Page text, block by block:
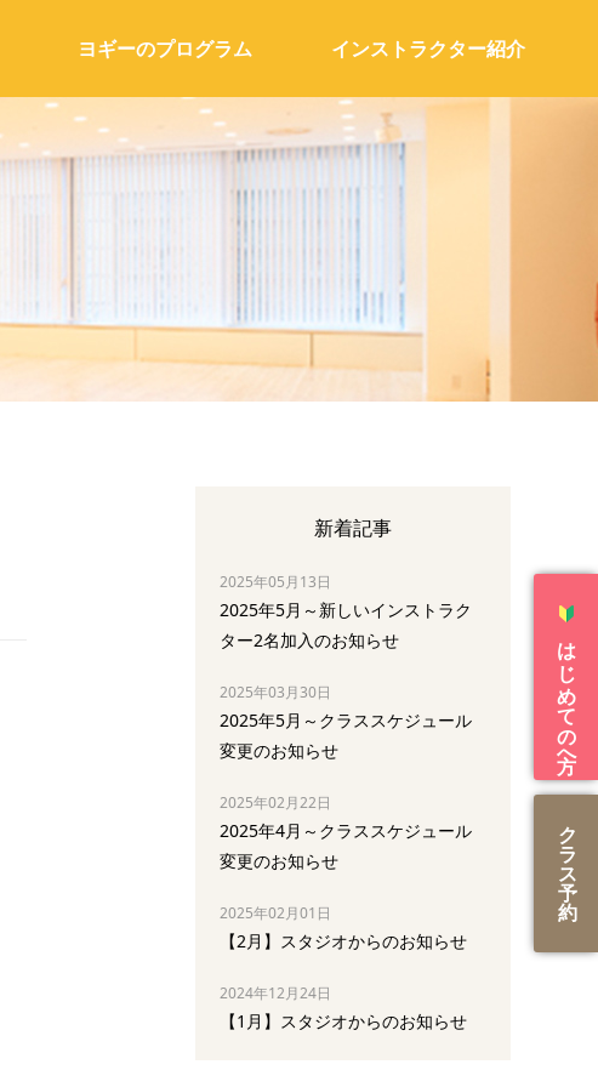
ヨギーのプログラム インストラクター紹介
新着記事
2025年05月13日
2025年5月～新しいインストラク
ター2名加入のお知らせ
2025年03月30日
2025年5月～クラススケジュール
変更のお知らせ
2025年02月22日
2025年4月～クラススケジュール
変更のお知らせ
2025年02月01日
【2月】スタジオからのお知らせ
2024年12月24日
【1月】スタジオからのお知らせ
はじめての方へ
ク
ラ
ス
予
約